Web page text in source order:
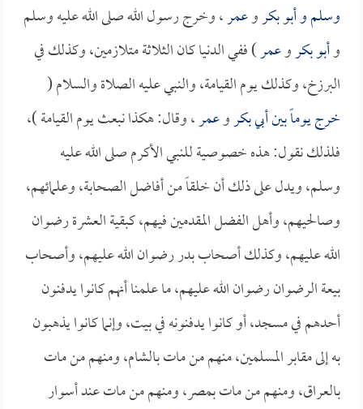
وسلم وأبو بكروعمر، وخرج رسول الله صلى الله عليه وسلم
وأبو بكروعمر) ففي الدنيا كان الثلاثة متلازمين، وكذلك في
البرزخ، وكذلك يوم القيامة، والنبي عليه الصلاة والسلام (
خرج يوماً بينأبي بكروعمر، وقال: هكذا نبعث يوم القيامة )،
فلذلك نقول: هذه خصوصية للنبي الأكرم صلى الله عليه
وسلم، ويدل على ذلك أن خلقاً من أفاضل الصحابة، وعلمائهم،
وصالحيهم، وأهل الفضل المقدمين فيهم، كبقية العشرة رضوان
الله عليهم، وكذلك أصحاب بدر رضوان الله عليهم، وأصحاب
بيعة الرضوان رضوان الله عليهم، ما علمنا أنهم كانوا يدفنون
أحدهم في مسجد، أو كانوا يدفنونه في بيت، وإنما كانوا يذهبون
به إلى مقابر المسلمين، منهم من مات بالشام، ومنهم من مات
بالعراق، ومنهم من مات بمصر، ومنهم من مات عند أسوار